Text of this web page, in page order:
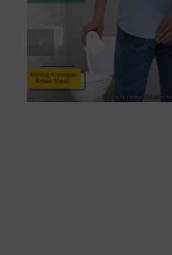
dan Kapan
ke Dokter